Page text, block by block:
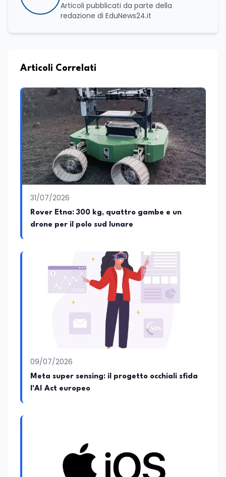
Articoli pubblicati da parte della
redazione di EduNews24.it
Articoli Correlati
31/07/2026
Rover Etna: 300 kg, quattro gambe e un
drone per il polo sud lunare
09/07/2026
Meta super sensing: il progetto occhiali sfida
l'AI Act europeo